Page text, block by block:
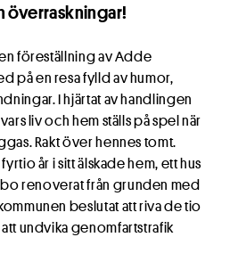
överraskningar!
föreställning av Adde
på en resa fylld av humor,
I hjärtat av handlingen
liv och hem ställs på spel när
Rakt över hennes tomt.
år i sitt älskade hem, ett hus
renoverat från grunden med
beslutat att riva de tio
undvika genomfartstrafik